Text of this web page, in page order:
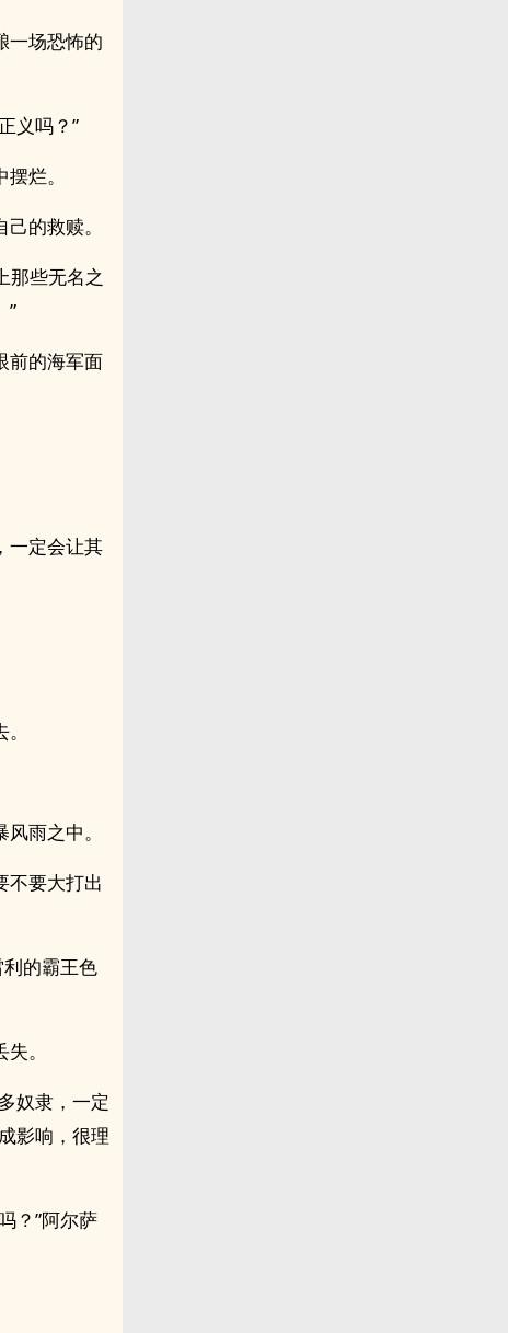
一场恐怖的
义吗？”
烂。
的救赎。
那些无名之
”
前的海军面
一定会让其
雨之中。
不要大打出
的霸王色
。
奴隶，一定
影响，很理
？”阿尔萨